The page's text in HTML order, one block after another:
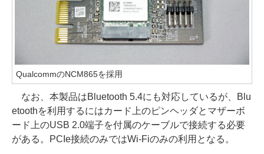
QualcommのNCM865を採用
なお、本製品はBluetooth 5.4にも対応しているが、Blu
etoothを利用するにはカード上のピンヘッダとマザーボ
ード上のUSB 2.0端子を付属のケーブルで接続する必要
がある。PCIe接続のみではWi-Fiのみの利用となる。